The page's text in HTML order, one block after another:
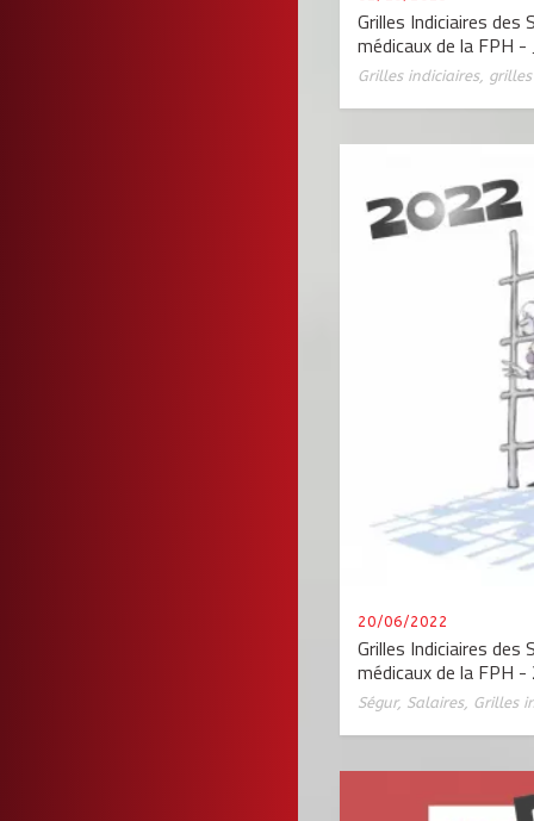
Grilles Indiciaires des
médicaux de la FPH
Grilles indiciaires,
20/06/2022
Grilles Indiciaires des
médicaux de la FPH
Ségur, Salaires, Grilles